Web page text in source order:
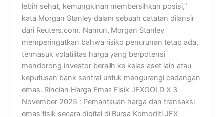
lebih sehat, kemungkinan membersihkan posisi,”
kata Morgan Stanley dalam sebuah catatan dilansir
dari Reuters.com. Namun, Morgan Stanley
memperingatkan bahwa risiko penurunan tetap ada,
termasuk volatilitas harga yang berpotensi
mendorong investor beralih ke kelas aset lain atau
keputusan bank sentral untuk mengurangi cadangan
emas. Rincian Harga Emas Fisik JFXGOLD X 3
November 2025 : Pemantauan harga dan transaksi
emas fisik secara digital di Bursa Komoditi JFX